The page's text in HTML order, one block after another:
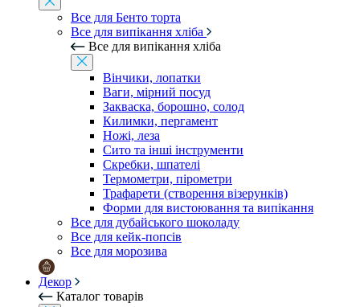
Все для Бенто торта
Все для випікання хліба
Все для випікання хліба
Вінчики, лопатки
Ваги, мірний посуд
Закваска, борошно, солод
Килимки, пергамент
Ножі, леза
Сито та інші інструменти
Скребки, шпателі
Термометри, пірометри
Трафарети (створення візерунків)
Форми для вистоювання та випікання
Все для дубайського шоколаду
Все для кейк-попсів
Все для морозива
Декор
Каталог товарів